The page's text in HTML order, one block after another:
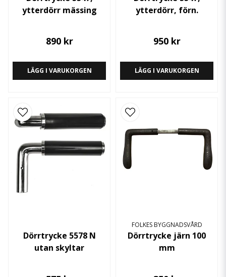
ytterdörr mässing
890 kr
LÄGG I VARUKORGEN
ytterdörr, förn.
950 kr
LÄGG I VARUKORGEN
Dörrtrycke 5578 N
utan skyltar
FOLKES BYGGNADSVÅRD
Dörrtrycke järn 100
mm